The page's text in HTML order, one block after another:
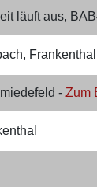
läuft aus,
Frankenthal
- Zum